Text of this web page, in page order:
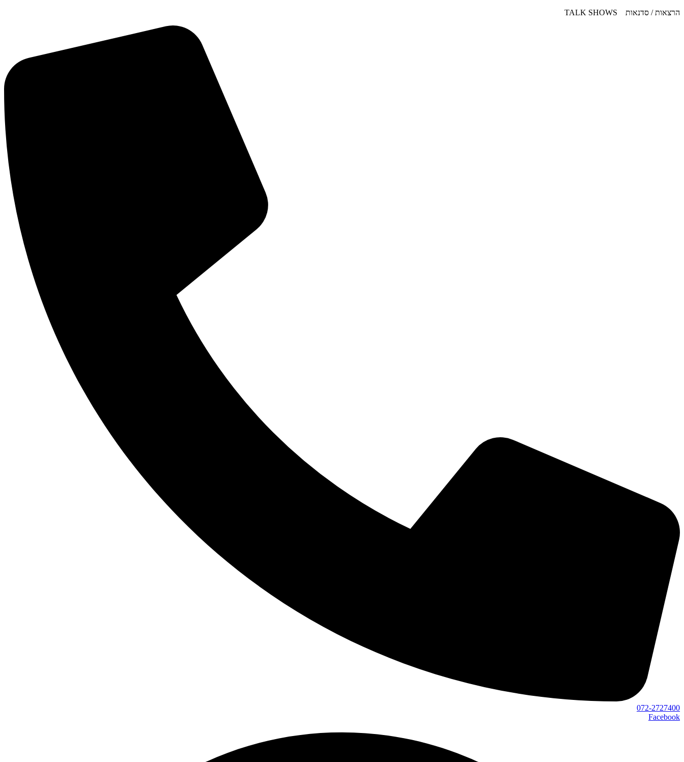
דלג
הרצאות / סדנאות TALK SHOWS
072-2727400
Facebook